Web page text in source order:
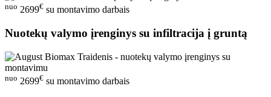
nuo 2699€ su montavimo darbais
Nuotekų valymo įrenginys su infiltracija į gruntą
nuo 2699€ su montavimo darbais